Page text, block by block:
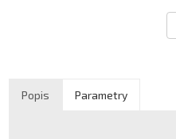
Popis Parametry